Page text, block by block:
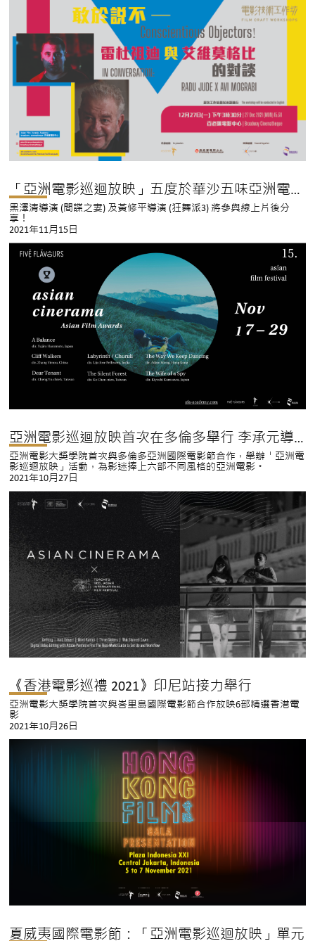
「亞洲電影巡迴放映」五度於華沙五味亞洲電影節舉行
黑澤清導演 (間諜之妻) 及黃修平導演 (狂舞派3) 將參與線上片後分
享！
2021年11月15日
亞洲電影巡迴放映首次在多倫多舉行 李承元導演《虐是一家人》將放映
亞洲電影大獎學院首次與多倫多亞洲國際電影節合作，舉辦「亞洲電
影巡迴放映」活動，為影迷捧上六部不同風格的亞洲電影。
2021年10月27日
《香港電影巡禮 2021》印尼站接力舉行
亞洲電影大獎學院首次與峇里島國際電影節合作放映6部精選香港電
影
2021年10月26日
夏威夷國際電影節：「亞洲電影巡迴放映」單元